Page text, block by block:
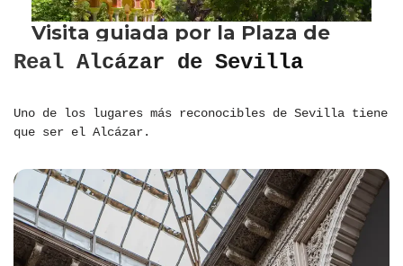
Real Alcázar de Sevilla
Uno de los lugares más reconocibles de Sevilla tiene
que ser el Alcázar.